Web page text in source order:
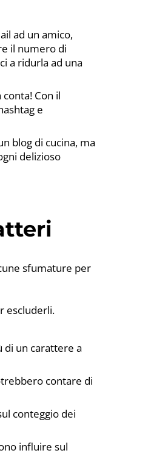
ad un amico,
il numero di
a ridurla ad una
Con il
e
blog di cucina, ma
delizioso
sfumature per
escluderli.
di un carattere a
contare di
conteggio dei
influire sul